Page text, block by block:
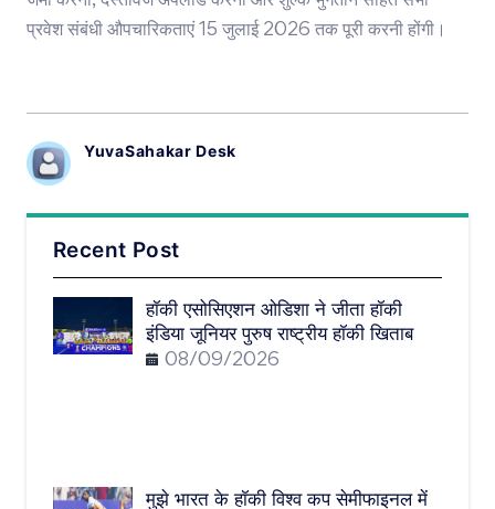
प्रवेश संबंधी औपचारिकताएं 15 जुलाई 2026 तक पूरी करनी होंगी।
YuvaSahakar Desk
Recent Post
हॉकी एसोसिएशन ओडिशा ने जीता हॉकी
इंडिया जूनियर पुरुष राष्ट्रीय हॉकी खिताब
08/09/2026
मुझे भारत के हॉकी विश्व कप सेमीफाइनल में